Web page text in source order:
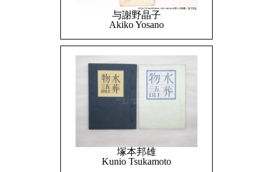
与謝野晶子
Akiko Yosano
塚本邦雄
Kunio Tsukamoto